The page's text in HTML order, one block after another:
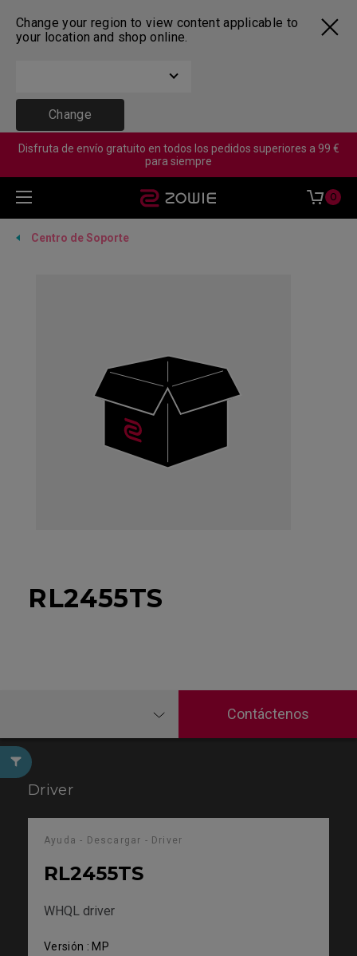
Change your region to view content applicable to
your location and shop online.
Change
Disfruta de envío gratuito en todos los pedidos superiores a 99 €
para siempre
0
Centro de Soporte
RL2455TS
Contáctenos
Driver
Ayuda - Descargar - Driver
RL2455TS
WHQL driver
Versión : MP